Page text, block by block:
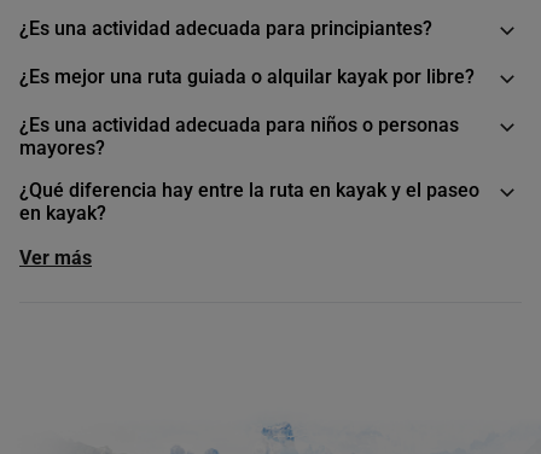
¿Es una actividad adecuada para principiantes?
¿Es mejor una ruta guiada o alquilar kayak por libre?
¿Es una actividad adecuada para niños o personas
mayores?
¿Qué diferencia hay entre la ruta en kayak y el paseo
en kayak?
Ver más